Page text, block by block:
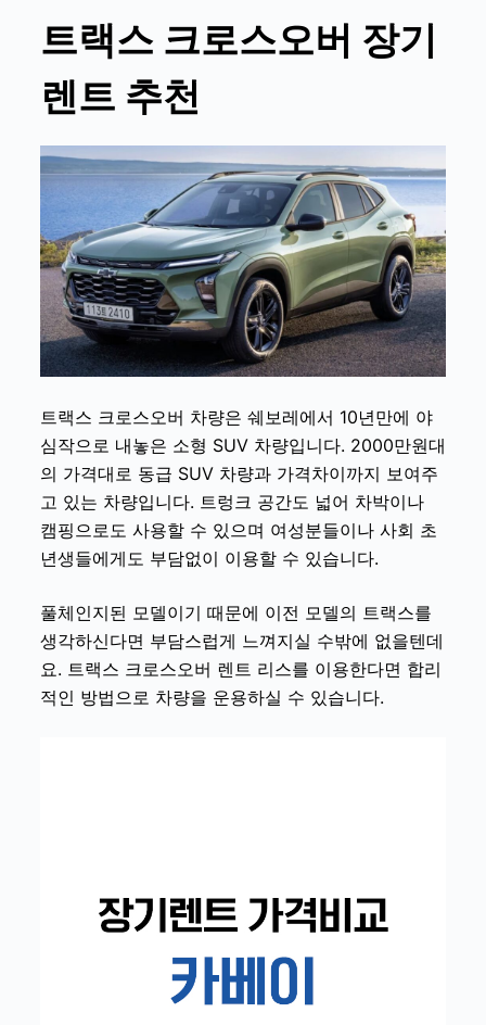
트랙스 크로스오버 장기
렌트 추천
트랙스 크로스오버 차량은 쉐보레에서 10년만에 야
심작으로 내놓은 소형 SUV 차량입니다. 2000만원대
의 가격대로 동급 SUV 차량과 가격차이까지 보여주
고 있는 차량입니다. 트렁크 공간도 넓어 차박이나
캠핑으로도 사용할 수 있으며 여성분들이나 사회 초
년생들에게도 부담없이 이용할 수 있습니다.
풀체인지된 모델이기 때문에 이전 모델의 트랙스를
생각하신다면 부담스럽게 느껴지실 수밖에 없을텐데
요. 트랙스 크로스오버 렌트 리스를 이용한다면 합리
적인 방법으로 차량을 운용하실 수 있습니다.